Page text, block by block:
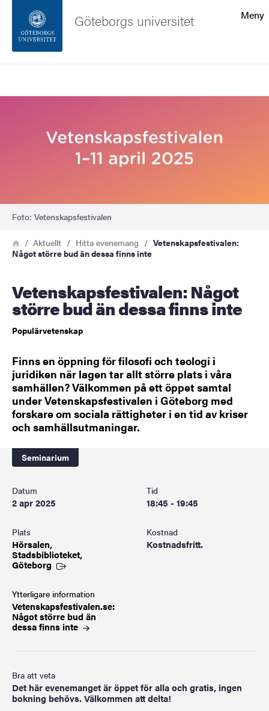
Sidfoten
Meny
Göteborgs universitet
Bild
Foto: Vetenskapsfestivalen
Länkstig
HemAktuellt Hitta evenemang
Vetenskapsfestivalen:
Något större bud än dessa finns inte
Vetenskapsfestivalen: Något
större bud än dessa finns inte
Populärvetenskap
Finns en öppning för filosofi och teologi i
juridiken när lagen tar allt större plats i våra
samhällen? Välkommen på ett öppet samtal
under Vetenskapsfestivalen i Göteborg med
forskare om sociala rättigheter i en tid av kriser
och samhällsutmaningar.
Seminarium
Datum
2 apr 2025
Tid
18:45 - 19:45
Plats
Hörsalen,
Stadsbiblioteket,
Göteborg
Kostnad
Kostnadsfritt.
Ytterligare information
Vetenskapsfestivalen.se:
Något större bud än
dessa finns inte
Bra att veta
Det här evenemanget är öppet för alla och gratis, ingen
bokning behövs. Välkommen att delta!